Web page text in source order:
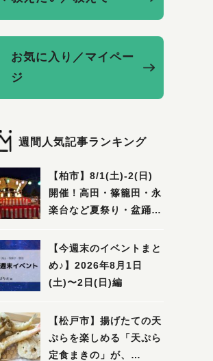
お気に入り／マイペー
ジ
週間人気記事ランキング
【柏市】8/1(土)‐2(日)
開催！高田・篠籠田・永
楽台など夏祭り・盆踊り
【今週末のイベントまと
め♪】2026年8月1日
(土)〜2日(日)編
【松戸市】揚げたての天
ぷらを楽しめる「天ぷら
定食まきの」が、